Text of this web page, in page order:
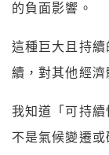
的負面影響。
這種巨大且持
續，對其他經濟
我知道「可持
不是氣候變遷